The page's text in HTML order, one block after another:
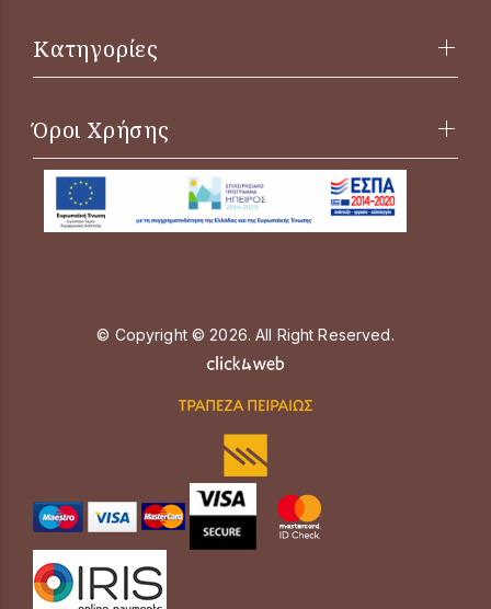
Κατηγορίες
Όροι Χρήσης
© Copyright © 2026. All Right Reserved.